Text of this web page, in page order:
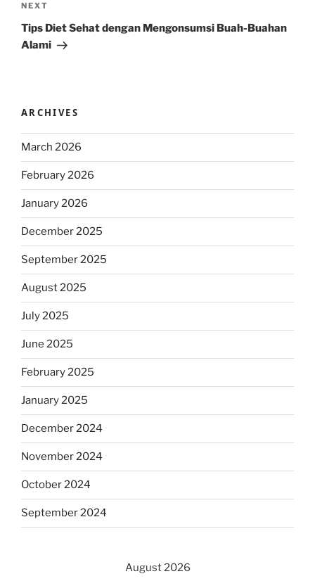
Next
Post
NEXT
Tips Diet Sehat dengan Mengonsumsi Buah-Buahan
Alami
ARCHIVES
March 2026
February 2026
January 2026
December 2025
September 2025
August 2025
July 2025
June 2025
February 2025
January 2025
December 2024
November 2024
October 2024
September 2024
August 2026